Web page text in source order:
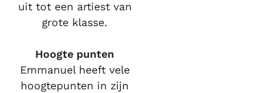
uit tot een artiest van
grote klasse.
Hoogte punten
Emmanuel heeft vele
hoogtepunten in zijn